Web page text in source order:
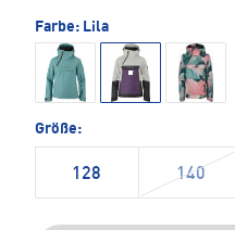
Farbe: Lila
Größe:
128 140